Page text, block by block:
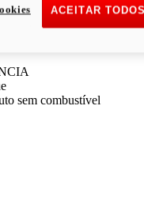
sem combustível
ACEITAR